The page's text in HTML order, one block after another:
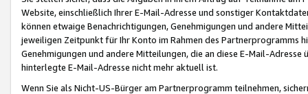
Website, einschließlich Ihrer E-Mail-Adresse und sonstiger
können etwaige Benachrichtigungen, Genehmigungen und andere
jeweiligen Zeitpunkt für Ihr Konto im Rahmen des Partnerprogramms
Genehmigungen und andere Mitteilungen, die an diese E-Mail-
hinterlegte E-Mail-Adresse nicht mehr aktuell ist.
Wenn Sie als Nicht-US-Bürger am Partnerprogramm teilnehmen,